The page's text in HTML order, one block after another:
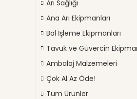
Arı Sağlığı
Ana Arı Ekipmanları
Bal İşleme Ekipmanları
Tavuk ve Güvercin
Ambalaj Malzemeleri
Çok Al Az Öde!
Tüm Ürünler